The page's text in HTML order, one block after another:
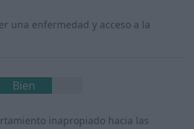
una enfermedad y acceso a la
Bien
inapropiado hacia las